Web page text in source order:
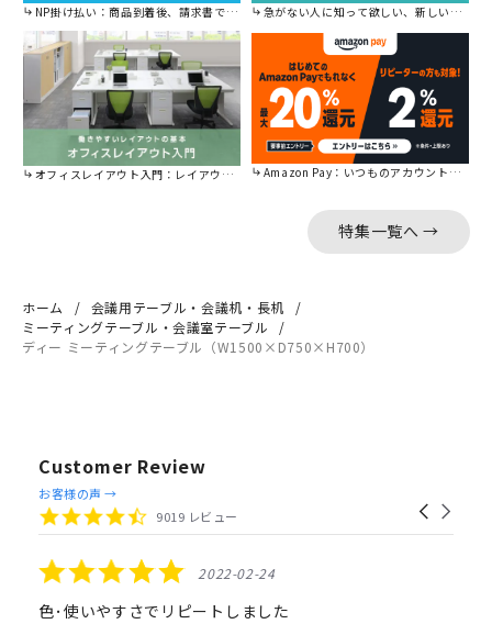
NP掛け払い：商品到着後、請求書で後から払えます。 急がない人に知って欲しい、新しい割引を始めました。
オフィスレイアウト入門：レイアウトの基本をご紹介。 Amazon Pay：いつものアカウントで簡単に決済可能。
特集一覧へ →
ホーム
会議用テーブル・会議机・長机
ミーティングテーブル・会議室テーブル
ディー ミーティングテーブル（W1500×D750×H700）
Customer Review
Reviews
carousel
Carousel
4.4
star
9019 レビュー
お客様の声 →
5.0
star
rating
2022-02-24
色･使いやすさでリピートしました